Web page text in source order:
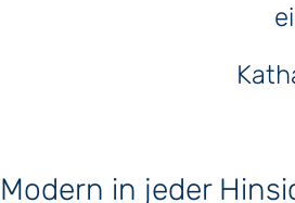
Modern in jeder